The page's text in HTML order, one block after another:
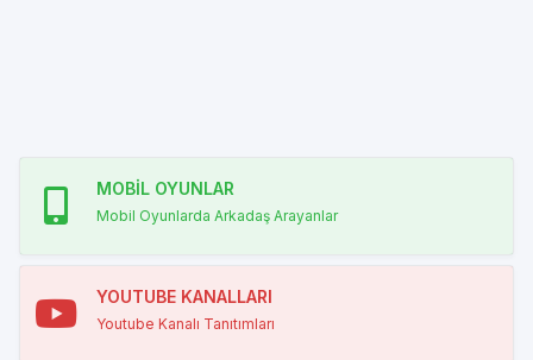
MOBİL OYUNLAR
Mobil Oyunlarda Arkadaş Arayanlar
YOUTUBE KANALLARI
Youtube Kanalı Tanıtımları